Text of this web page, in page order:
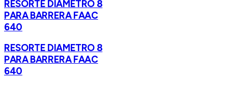
RESORTE DIAMETRO 8
PARA BARRERA FAAC
640
RESORTE DIAMETRO 8
PARA BARRERA FAAC
640